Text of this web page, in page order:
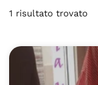
1 risultato trovato